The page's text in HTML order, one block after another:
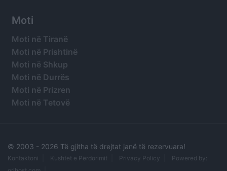
Moti
Moti në Tiranë
Moti në Prishtinë
Moti në Shkup
Moti në Durrës
Moti në Prizren
Moti në Tetovë
© 2003 - 2026 Të gjitha të drejtat janë të rezervuara!
Kontaktoni Kushtet e Përdorimit Privacy Policy
Powered by: